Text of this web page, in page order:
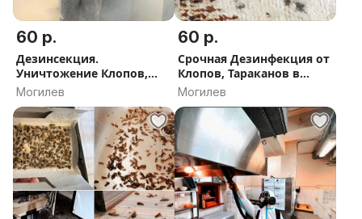
60 р.
Дезинсекция.
Уничтожение Клопов,
Тараканов, Клещей
Могилев
60 р.
Срочная Дезинфекция от
Клопов, Тараканов в
Могилеве
Могилев